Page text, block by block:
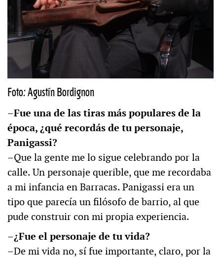
Foto: Agustín Bordignon
–Fue una de las tiras más populares de la
época, ¿qué recordás de tu personaje,
Panigassi?
–Que la gente me lo sigue celebrando por la
calle. Un personaje querible, que me recordaba
a mi infancia en Barracas. Panigassi era un
tipo que parecía un filósofo de barrio, al que
pude construir con mi propia experiencia.
–¿Fue el personaje de tu vida?
–De mi vida no, sí fue importante, claro, por la